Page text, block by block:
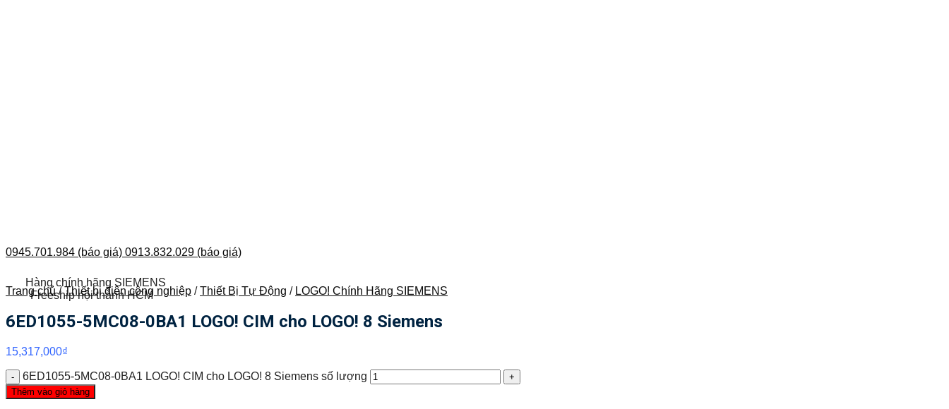
0945.701.984 (báo giá) 0913.832.029 (báo giá)
Hàng chính hãng SIEMENS
Freeship nội thành HCM
Trang chủ / Thiết bị điện công nghiệp / Thiết Bị Tự Động / LOGO! Chính Hãng SIEMENS
6ED1055-5MC08-0BA1 LOGO! CIM cho LOGO! 8 Siemens
15,317,000₫
6ED1055-5MC08-0BA1 LOGO! CIM cho LOGO! 8 Siemens số lượng
Thêm vào giỏ hàng